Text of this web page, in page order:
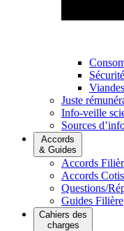
Juste
Info-veille
Sources
Accords
& Guides
Accords
Accords
Questions/
Guides Filière
Cahiers des
charges